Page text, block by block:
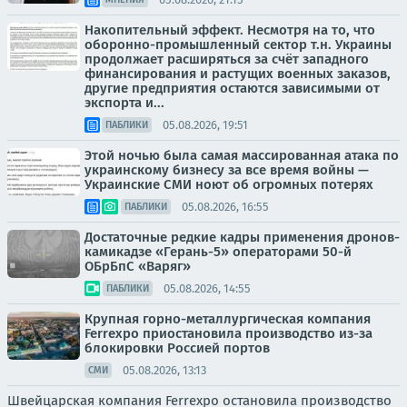
Накопительный эффект. Несмотря на то, что
оборонно-промышленный сектор т.н. Украины
продолжает расширяться за счёт западного
финансирования и растущих военных заказов,
другие предприятия остаются зависимыми от
экспорта и...
ПАБЛИКИ 05.08.2026, 19:51
Этой ночью была самая массированная атака по
украинскому бизнесу за все время войны —
Украинские СМИ ноют об огромных потерях
ПАБЛИКИ 05.08.2026, 16:55
Достаточные редкие кадры применения дронов-
камикадзе «Герань-5» операторами 50-й
ОБрБпС «Варяг»
ПАБЛИКИ 05.08.2026, 14:55
Крупная горно-металлургическая компания
Ferrexpo приостановила производство из-за
блокировки Россией портов
СМИ 05.08.2026, 13:13
Швейцарская компания Ferrexpo остановила производство